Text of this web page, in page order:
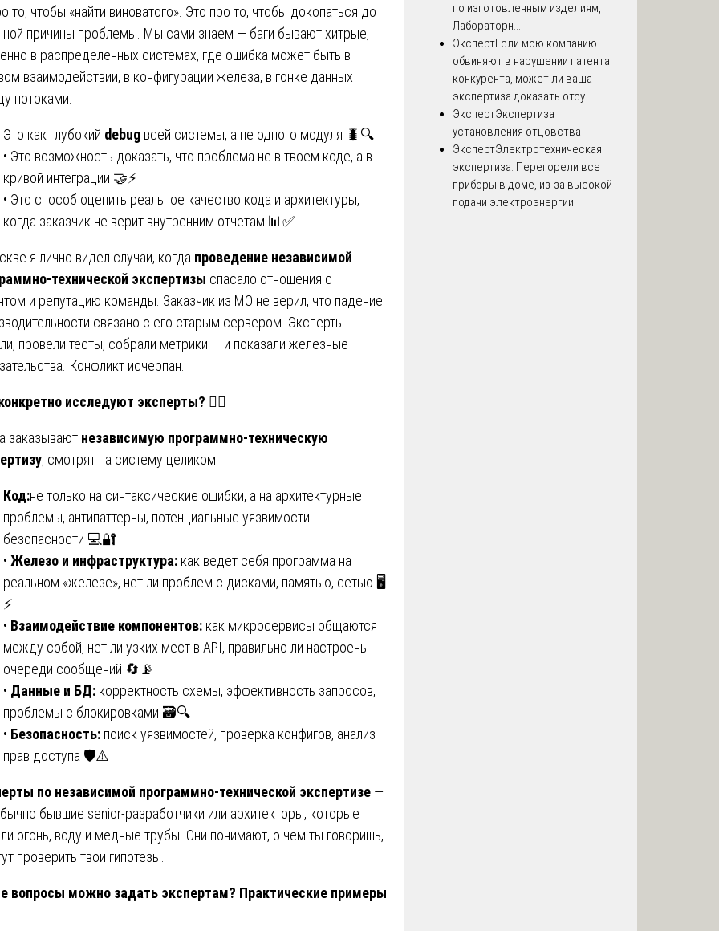
то, чтобы «найти виноватого». Это про то, чтобы докопаться до
причины проблемы. Мы сами знаем — баги бывают хитрые,
в распределенных системах, где ошибка может быть в
взаимодействии, в конфигурации железа, в гонке данных
потоками.
Это как глубокий debug всей системы, а не одного модуля 🐛🔍
• Это возможность доказать, что проблема не в твоем коде, а в
кривой интеграции 🤝⚡
• Это способ оценить реальное качество кода и архитектуры,
когда заказчик не верит внутренним отчетам 📊✅
я лично видел случаи, когда проведение независимой
технической экспертизы спасало отношения с
и репутацию команды. Заказчик из МО не верил, что падение
связано с его старым сервером. Эксперты
провели тесты, собрали метрики — и показали железные
Конфликт исчерпан.
исследуют эксперты? 🕵
заказывают независимую программно-техническую
, смотрят на систему целиком:
Код:не только на синтаксические ошибки, а на архитектурные
проблемы, антипаттерны, потенциальные уязвимости
безопасности 💻🔐
• Железо и инфраструктура: как ведет себя программа на
реальном «железе», нет ли проблем с дисками, памятью, сетью 🖥️
⚡
• Взаимодействие компонентов: как микросервисы общаются
между собой, нет ли узких мест в API, правильно ли настроены
очереди сообщений 🔄📡
• Данные и БД: корректность схемы, эффективность запросов,
проблемы с блокировками 🗃️🔍
• Безопасность: поиск уязвимостей, проверка конфигов, анализ
прав доступа 🛡️⚠️
по независимой программно-технической экспертизе —
бывшие senior-разработчики или архитекторы, которые
огонь, воду и медные трубы. Они понимают, о чем ты говоришь,
проверить твои гипотезы.
вопросы можно задать экспертам? Практические примеры
по изготовленным изделиям,
Лабораторн...
ЭкспертЕсли мою компанию
обвиняют в нарушении патента
конкурента, может ли ваша
экспертиза доказать отсу...
ЭкспертЭкспертиза
установления отцовства
ЭкспертЭлектротехническая
экспертиза. Перегорели все
приборы в доме, из-за высокой
подачи электроэнергии!